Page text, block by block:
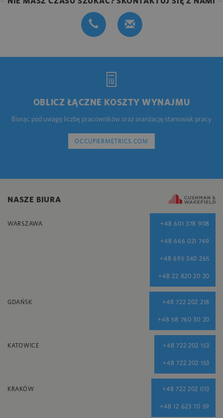
OBLICZ ŁĄCZNE KOSZTY WYNAJMU
Biorąc pod uwagę liczbę pracowników oraz aranżację stanowisk pracy
OCCUPIERMETRICS.COM
NASZE BIURA
WARSZAWA +48 601 378 908
+48 666 021 769
+48 695 340 265
+48 22 820 20 20
GDAŃSK +48 722 202 218
+48 58 760 30 20
KATOWICE +48 722 202 153
+48 722 202 153
KRAKÓW +48 722 202 013
+48 12 623 70 59